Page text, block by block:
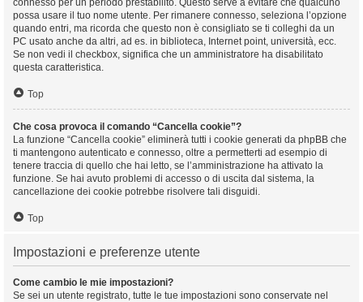
connesso per un periodo prestabilito. Questo serve a evitare che qualcuno
possa usare il tuo nome utente. Per rimanere connesso, seleziona l’opzione
quando entri, ma ricorda che questo non è consigliato se ti colleghi da un
PC usato anche da altri, ad es. in biblioteca, Internet point, università, ecc.
Se non vedi il checkbox, significa che un amministratore ha disabilitato
questa caratteristica.
Top
Che cosa provoca il comando “Cancella cookie”?
La funzione “Cancella cookie” eliminerà tutti i cookie generati da phpBB che
ti mantengono autenticato e connesso, oltre a permetterti ad esempio di
tenere traccia di quello che hai letto, se l’amministrazione ha attivato la
funzione. Se hai avuto problemi di accesso o di uscita dal sistema, la
cancellazione dei cookie potrebbe risolvere tali disguidi.
Top
Impostazioni e preferenze utente
Come cambio le mie impostazioni?
Se sei un utente registrato, tutte le tue impostazioni sono conservate nel